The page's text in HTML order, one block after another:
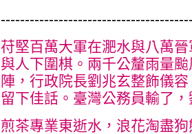
苻堅百萬大軍在淝水與八萬
與人下圍棋。兩千公釐雨量
陣，行政院長劉兆玄整飾儀
留下佳話。臺灣公務員輸了
煎茶專業東逝水，浪花淘盡